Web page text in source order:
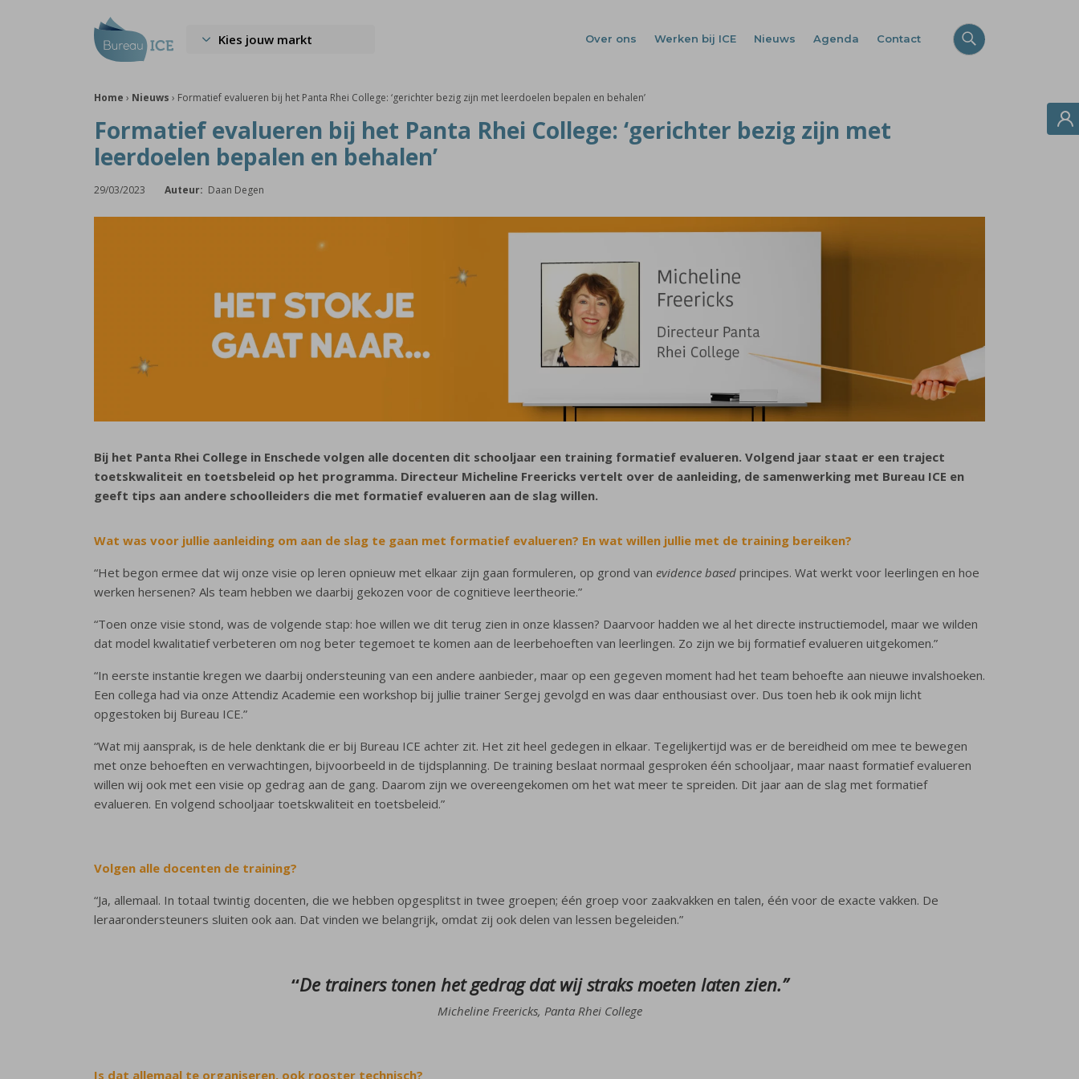
Kies jouw markt Over ons Werken bij ICE Nieuws Agenda Contact
Home › Nieuws › Formatief evalueren bij het Panta Rhei College: ‘gerichter bezig zijn met leerdoelen bepalen en behalen’
Formatief evalueren bij het Panta Rhei College: ‘gerichter bezig zijn met
leerdoelen bepalen en behalen’
29/03/2023 Auteur: Daan Degen
Bij het Panta Rhei College in Enschede volgen alle docenten dit schooljaar een training formatief evalueren. Volgend jaar staat er een traject
toetskwaliteit en toetsbeleid op het programma. Directeur Micheline Freericks vertelt over de aanleiding, de samenwerking met Bureau ICE en
geeft tips aan andere schoolleiders die met formatief evalueren aan de slag willen.
Wat was voor jullie aanleiding om aan de slag te gaan met formatief evalueren? En wat willen jullie met de training bereiken?
“Het begon ermee dat wij onze visie op leren opnieuw met elkaar zijn gaan formuleren, op grond van evidence based principes. Wat werkt voor leerlingen en hoe
werken hersenen? Als team hebben we daarbij gekozen voor de cognitieve leertheorie.”
“Toen onze visie stond, was de volgende stap: hoe willen we dit terug zien in onze klassen? Daarvoor hadden we al het directe instructiemodel, maar we wilden
dat model kwalitatief verbeteren om nog beter tegemoet te komen aan de leerbehoeften van leerlingen. Zo zijn we bij formatief evalueren uitgekomen.”
“In eerste instantie kregen we daarbij ondersteuning van een andere aanbieder, maar op een gegeven moment had het team behoefte aan nieuwe invalshoeken.
Een collega had via onze Attendiz Academie een workshop bij jullie trainer Sergej gevolgd en was daar enthousiast over. Dus toen heb ik ook mijn licht
opgestoken bij Bureau ICE.”
“Wat mij aansprak, is de hele denktank die er bij Bureau ICE achter zit. Het zit heel gedegen in elkaar. Tegelijkertijd was er de bereidheid om mee te bewegen
met onze behoeften en verwachtingen, bijvoorbeeld in de tijdsplanning. De training beslaat normaal gesproken één schooljaar, maar naast formatief evalueren
willen wij ook met een visie op gedrag aan de gang. Daarom zijn we overeengekomen om het wat meer te spreiden. Dit jaar aan de slag met formatief
evalueren. En volgend schooljaar toetskwaliteit en toetsbeleid.”
Volgen alle docenten de training?
“Ja, allemaal. In totaal twintig docenten, die we hebben opgesplitst in twee groepen; één groep voor zaakvakken en talen, één voor de exacte vakken. De
leraarondersteuners sluiten ook aan. Dat vinden we belangrijk, omdat zij ook delen van lessen begeleiden.”
“De trainers tonen het gedrag dat wij straks moeten laten zien.”
Micheline Freericks, Panta Rhei College
Is dat allemaal te organiseren, ook rooster technisch?